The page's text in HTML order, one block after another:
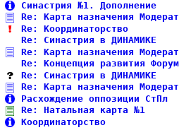
Синастрия №1.
Re: Карта назначения
Re:
Re: Синастрия в
Re: Карта назначения
Re: Концепция развития
Re: Синастрия в
Re: Карта назначения
Расхождение
Re: Натальная